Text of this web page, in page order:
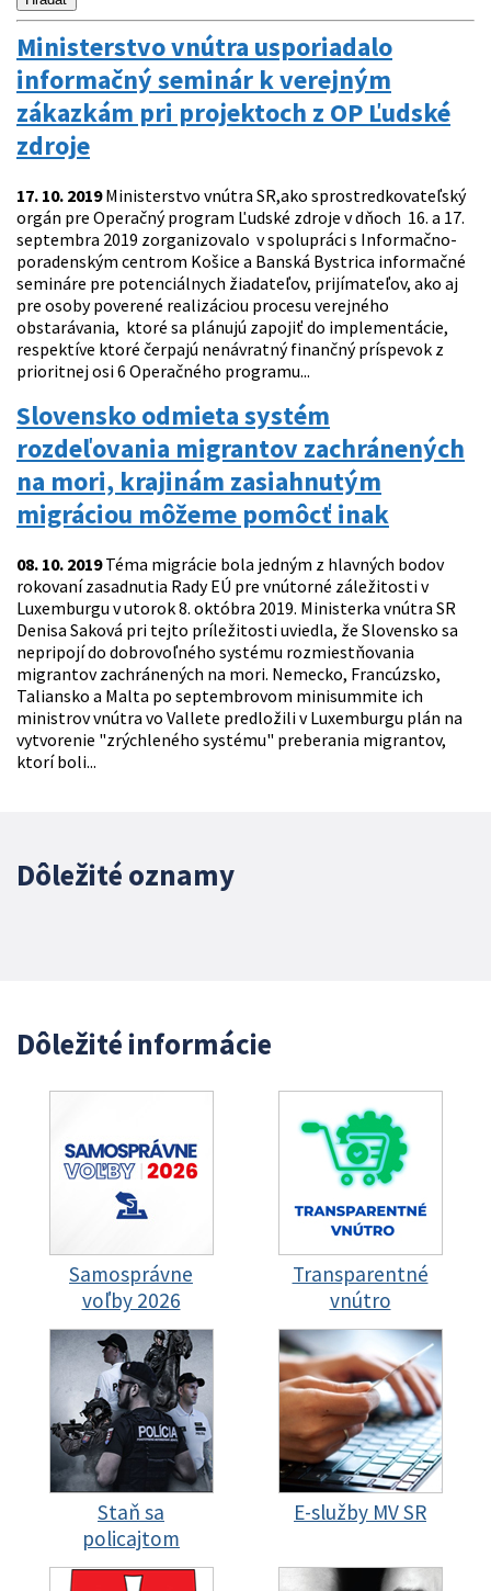
Ministerstvo vnútra usporiadalo
informačný seminár k verejným
zákazkám pri projektoch z OP Ľudské
zdroje
17. 10. 2019Ministerstvo vnútra SR,ako sprostredkovateľský
orgán pre Operačný program Ľudské zdroje v dňoch 16. a 17.
septembra 2019 zorganizovalo v spolupráci s Informačno-
poradenským centrom Košice a Banská Bystrica informačné
semináre pre potenciálnych žiadateľov, prijímateľov, ako aj
pre osoby poverené realizáciou procesu verejného
obstarávania, ktoré sa plánujú zapojiť do implementácie,
respektíve ktoré čerpajú nenávratný finančný príspevok z
prioritnej osi 6 Operačného programu...
Slovensko odmieta systém
rozdeľovania migrantov zachránených
na mori, krajinám zasiahnutým
migráciou môžeme pomôcť inak
08. 10. 2019Téma migrácie bola jedným z hlavných bodov
rokovaní zasadnutia Rady EÚ pre vnútorné záležitosti v
Luxemburgu v utorok 8. októbra 2019. Ministerka vnútra SR
Denisa Saková pri tejto príležitosti uviedla, že Slovensko sa
nepripojí do dobrovoľného systému rozmiestňovania
migrantov zachránených na mori. Nemecko, Francúzsko,
Taliansko a Malta po septembrovom minisummite ich
ministrov vnútra vo Vallete predložili v Luxemburgu plán na
vytvorenie "zrýchleného systému" preberania migrantov,
ktorí boli...
Dôležité oznamy
Dôležité informácie
Samosprávne
voľby 2026
Transparentné
vnútro
Staň sa
policajtom
E-služby MV SR